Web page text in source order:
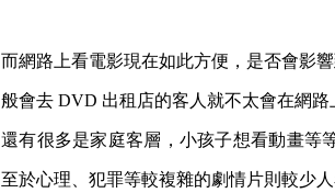
而網路上看電影現在如此方便，是否會影
般會去 DVD 出租店的客人就不太會在網
還有很多是家庭客層，小孩子想看動畫等
至於心理、犯罪等較複雜的劇情片則較少人